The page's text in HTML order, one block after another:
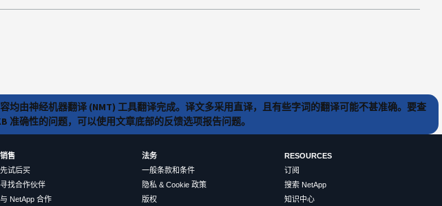
均由神经机器翻译 (NMT) 工具翻译完成。译文多采用直译，且有些字词的翻译可能不甚准确。要查
准确性的问题，可以使用文章底部的反馈选项报告问题。
销售
先试后买
寻找合作伙伴
与 NetApp 合作
法务
一般条款和条件
隐私 & Cookie 政策
版权
RESOURCES
订阅
搜索 NetApp
知识中心